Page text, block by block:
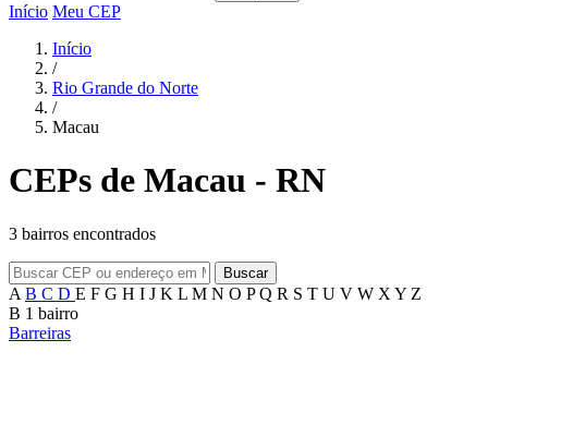
Início Meu CEP
Início
/
Rio Grande do Norte
/
Macau
CEPs de Macau - RN
3 bairros encontrados
Buscar
A B C D E F G H I J K L M N O PQ R S T U V W X Y Z
B 1 bairro
Barreiras